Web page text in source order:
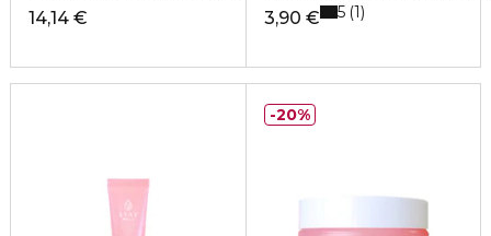
14,14 € 3,90 € 5 1
20%